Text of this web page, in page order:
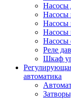
Насосы
Насосы
Насосы
Насосы
Насосы
Реле
Шкаф
автоматика